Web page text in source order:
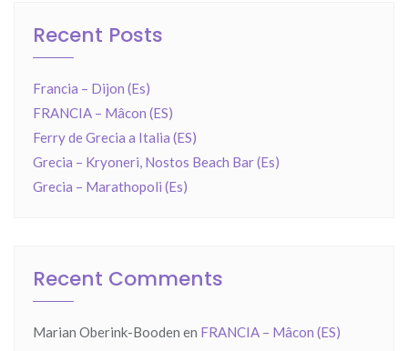
Recent Posts
Francia – Dijon (Es)
FRANCIA – Mâcon (ES)
Ferry de Grecia a Italia (ES)
Grecia – Kryoneri, Nostos Beach Bar (Es)
Grecia – Marathopoli (Es)
Recent Comments
Marian Oberink-Booden en FRANCIA – Mâcon (ES)